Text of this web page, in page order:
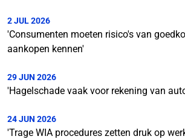
2 JUL 2026
'Consumenten moeten risico's van
aankopen kennen'
29 JUN 2026
'Hagelschade vaak voor rekening van
24 JUN 2026
'Trage WIA procedures zetten druk op